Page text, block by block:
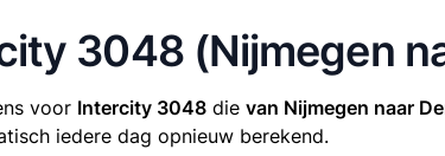
3048 (Nijmegen
voor Intercity 3048 die van Nijmegen naar
iedere dag opnieuw berekend.